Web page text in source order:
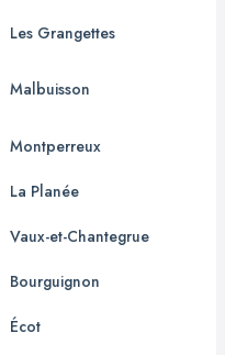
Les Grangettes
Malbuisson
Montperreux
La Planée
Vaux-et-Chantegrue
Bourguignon
Écot